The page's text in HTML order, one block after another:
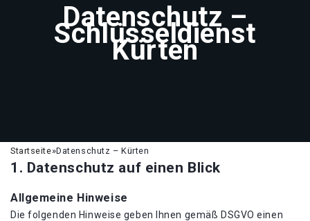
Datenschutz –
Schlüsseldienst
Kürten
Startseite»Datenschutz – Kürten
1. Datenschutz auf einen Blick
Allgemeine Hinweise
Die folgenden Hinweise geben Ihnen gemäß DSGVO einen